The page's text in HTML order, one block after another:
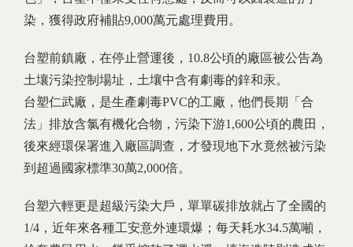
染，獲得政府補貼9,000萬元處理費用。
台塑前鎮廠，在停止營運後，10.8公頃的廠區被公告為
土壤污染控制場址，土壤中含有劇毒的鋅和汞。
台塑仁武廠，是生產劇毒PVC的工廠，他們長期「合
法」排放含氯有機化合物，污染下游1,600公頃的農田，
後來經環保署進入廠區調查，才發現地下水竟然被污染
到超過國家標準30萬2,000倍。
台塑六輕更是超級污染大戶，單單碳排放就占了全國的
1/4，近年來各種工安意外連環爆；每天耗水34.5萬噸，